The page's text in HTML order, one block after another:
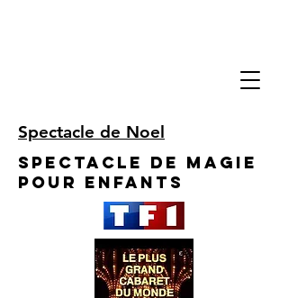
Spectacle de Noel
Spectacle de Magie
pour enfants